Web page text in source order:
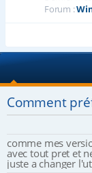
Forum :
Comment
comme mes
avec tout pret et
juste a changer